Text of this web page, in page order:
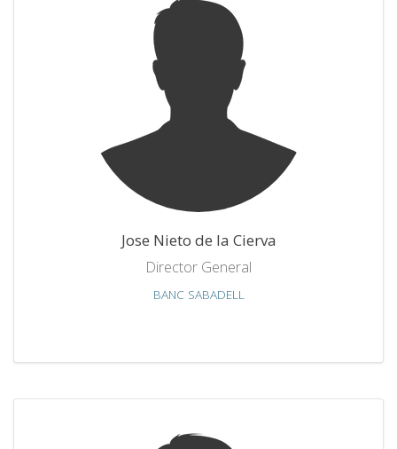
Jose Nieto de la Cierva
Director General
BANC SABADELL